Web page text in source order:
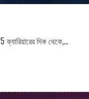
দিক থেকে,...